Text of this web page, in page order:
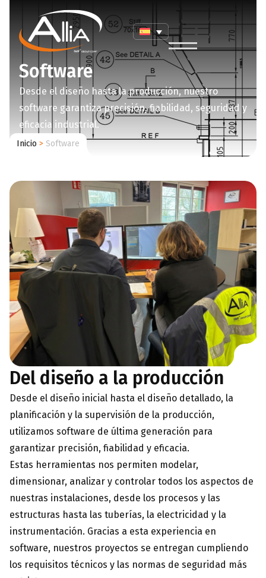
Software
Desde el diseño hasta la producción, nuestro
software garantiza precisión, fiabilidad, seguridad y
eficacia industrial.
Inicio > Software
Del diseño a la producción
Desde el diseño inicial hasta el diseño detallado, la
planificación y la supervisión de la producción,
utilizamos software de última generación para
garantizar precisión, fiabilidad y eficacia.
Estas herramientas nos permiten modelar,
dimensionar, analizar y controlar todos los aspectos de
nuestras instalaciones, desde los procesos y las
estructuras hasta las tuberías, la electricidad y la
instrumentación. Gracias a esta experiencia en
software, nuestros proyectos se entregan cumpliendo
los requisitos técnicos y las normas de seguridad más